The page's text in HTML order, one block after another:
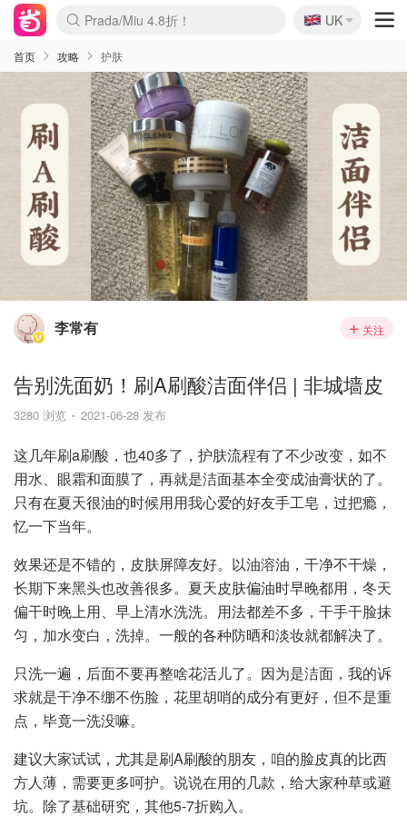
麦卢卡蜂蜜夏促！个位数！
Prada/Miu 4.8折！
啥？必胜客披萨5折！
🇬🇧
UK
首页 攻略 护肤
李常有 关注
告别洗面奶！刷A刷酸洁面伴侣 | 非城墙皮
3280 浏览 2021-06-28 发布
这几年刷a刷酸，也40多了，护肤流程有了不少改变，如不
用水、眼霜和面膜了，再就是洁面基本全变成油膏状的了。
只有在夏天很油的时候用用我心爱的好友手工皂，过把瘾，
忆一下当年。
效果还是不错的，皮肤屏障友好。以油溶油，干净不干燥，
长期下来黑头也改善很多。夏天皮肤偏油时早晚都用，冬天
偏干时晚上用、早上清水洗洗。用法都差不多，干手干脸抹
匀，加水变白，洗掉。一般的各种防晒和淡妆就都解决了。
只洗一遍，后面不要再整啥花活儿了。因为是洁面，我的诉
求就是干净不绷不伤脸，花里胡哨的成分有更好，但不是重
点，毕竟一洗没嘛。
建议大家试试，尤其是刷A刷酸的朋友，咱的脸皮真的比西
方人薄，需要更多呵护。说说在用的几款，给大家种草或避
坑。除了基础研究，其他5-7折购入。